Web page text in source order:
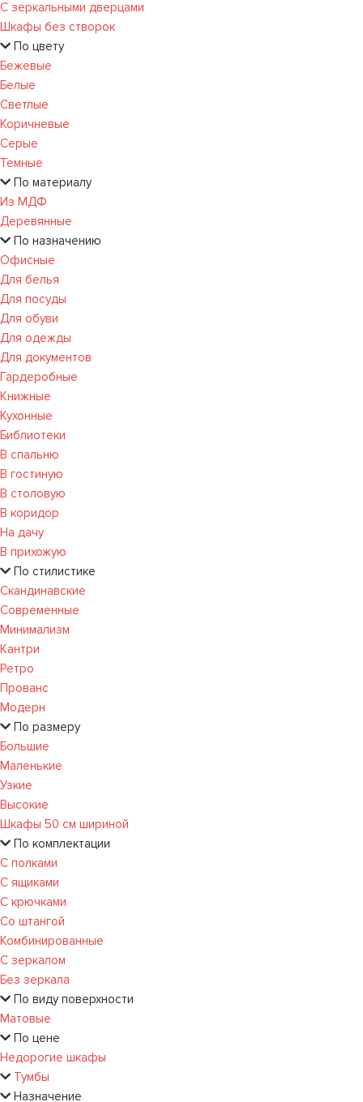
С зеркальными дверцами
Шкафы без створок
По цвету
Бежевые
Белые
Светлые
Коричневые
Серые
Темные
По материалу
Из МДФ
Деревянные
По назначению
Офисные
Для белья
Для посуды
Для обуви
Для одежды
Для документов
Гардеробные
Книжные
Кухонные
Библиотеки
В спальню
В гостиную
В столовую
В коридор
На дачу
В прихожую
По стилистике
Скандинавские
Современные
Минимализм
Кантри
Ретро
Прованс
Модерн
По размеру
Большие
Маленькие
Узкие
Высокие
Шкафы 50 см шириной
По комплектации
С полками
С ящиками
С крючками
Со штангой
Комбинированные
С зеркалом
Без зеркала
По виду поверхности
Матовые
По цене
Недорогие шкафы
Тумбы
Назначение